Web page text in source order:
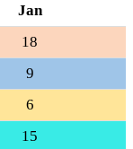
Jan
18
9
6
15